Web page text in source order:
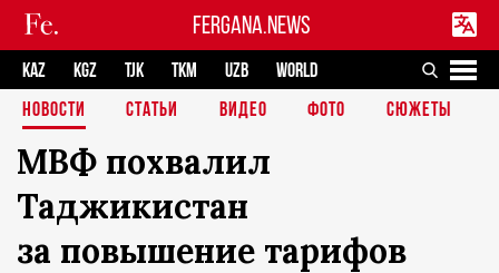
FERGANA.NEWS
KAZ KGZ TJK TKM UZB
WORLD
НОВОСТИ
СТАТЬИ ВИДЕО ФОТО СЮЖЕТЫ
МВФ похвалил
Таджикистан
за повышение тарифов